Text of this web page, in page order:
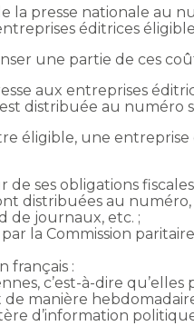
la presse nationale au
éditrices
une partie de ces
aux entreprises
distribuée au numéro
éligible, une
ses obligations
distribuées au
de journaux, etc. ;
la Commission
français :
c’est-à-dire qu’elles
de manière
d’information